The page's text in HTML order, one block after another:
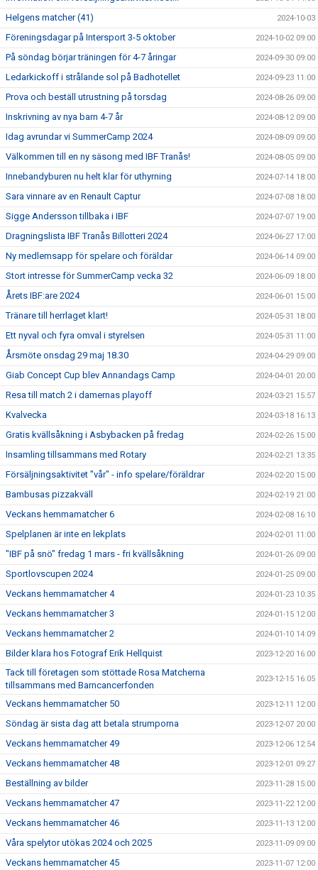
Helgens matcher (41) 2024-10-03
Föreningsdagar på Intersport 3-5 oktober 2024-10-02 09:00
På söndag börjar träningen för 4-7 åringar 2024-09-30 09:00
Ledarkickoff i strålande sol på Badhotellet 2024-09-23 11:00
Prova och beställ utrustning på torsdag 2024-08-26 09:00
Inskrivning av nya barn 4-7 år 2024-08-12 09:00
Idag avrundar vi SummerCamp 2024 2024-08-09 09:00
Välkommen till en ny säsong med IBF Tranås! 2024-08-05 09:00
Innebandyburen nu helt klar för uthyrning 2024-07-14 18:00
Sara vinnare av en Renault Captur 2024-07-08 18:00
Sigge Andersson tillbaka i IBF 2024-07-07 19:00
Dragningslista IBF Tranås Billotteri 2024 2024-06-27 17:00
Ny medlemsapp för spelare och föräldar 2024-06-14 09:00
Stort intresse för SummerCamp vecka 32 2024-06-09 18:00
Årets IBF:are 2024 2024-06-01 15:00
Tränare till herrlaget klart! 2024-05-31 18:00
Ett nyval och fyra omval i styrelsen 2024-05-31 11:00
Årsmöte onsdag 29 maj 18.30 2024-04-29 09:00
Giab Concept Cup blev Annandags Camp 2024-04-01 20:00
Resa till match 2 i damernas playoff 2024-03-21 15:57
Kvalvecka 2024-03-18 16:13
Gratis kvällsåkning i Asbybacken på fredag 2024-02-26 15:00
Insamling tillsammans med Rotary 2024-02-21 13:35
Försäljningsaktivitet "vår" - info spelare/föräldrar 2024-02-20 15:00
Bambusas pizzakväll 2024-02-19 21:00
Veckans hemmamatcher 6 2024-02-08 16:10
Spelplanen är inte en lekplats 2024-02-01 11:00
"IBF på snö" fredag 1 mars - fri kvällsåkning 2024-01-26 09:00
Sportlovscupen 2024 2024-01-25 09:00
Veckans hemmamatcher 4 2024-01-23 10:35
Veckans hemmamatcher 3 2024-01-15 12:00
Veckans hemmamatcher 2 2024-01-10 14:09
Bilder klara hos Fotograf Erik Hellquist 2023-12-20 16:00
Tack till företagen som stöttade Rosa Matcherna
tillsammans med Barncancerfonden
2023-12-15 16:05
Veckans hemmamatcher 50 2023-12-11 12:00
Söndag är sista dag att betala strumporna 2023-12-07 20:00
Veckans hemmamatcher 49 2023-12-06 12:54
Veckans hemmamatcher 48 2023-12-01 09:27
Beställning av bilder 2023-11-28 15:00
Veckans hemmamatcher 47 2023-11-22 12:00
Veckans hemmamatcher 46 2023-11-13 12:00
Våra spelytor utökas 2024 och 2025 2023-11-09 09:00
Veckans hemmamatcher 45 2023-11-07 12:00